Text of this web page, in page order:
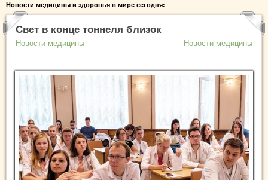
Новости медицины и здоровья в мире сегодня:
Свет в конце тоннеля близок
Новости медицины Новости медицины